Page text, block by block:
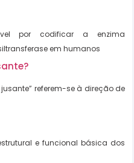
por codificar a enzima
em humanos
referem-se à direção de
e funcional básica dos